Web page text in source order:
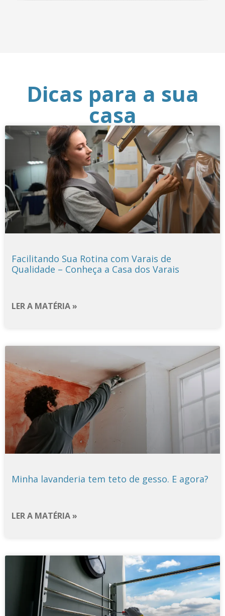
Dicas para a sua
casa
Facilitando Sua Rotina com Varais de
Qualidade – Conheça a Casa dos Varais
LER A MATÉRIA »
Minha lavanderia tem teto de gesso. E agora?
LER A MATÉRIA »